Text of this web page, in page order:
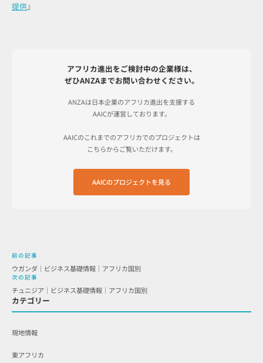
提供』
アフリカ進出をご検討中の企業様は、
ぜひANZAまでお問い合わせください。
ANZAは日本企業のアフリカ進出を支援する
AAICが運営しております。
AAICのこれまでのアフリカでのプロジェクトは
こちらからご覧いただけます。
AAICのプロジェクトを見る
前の記事
ウガンダ｜ビジネス基礎情報｜アフリカ国別
次の記事
チュニジア｜ビジネス基礎情報｜アフリカ国別
カテゴリー
現地情報
東アフリカ